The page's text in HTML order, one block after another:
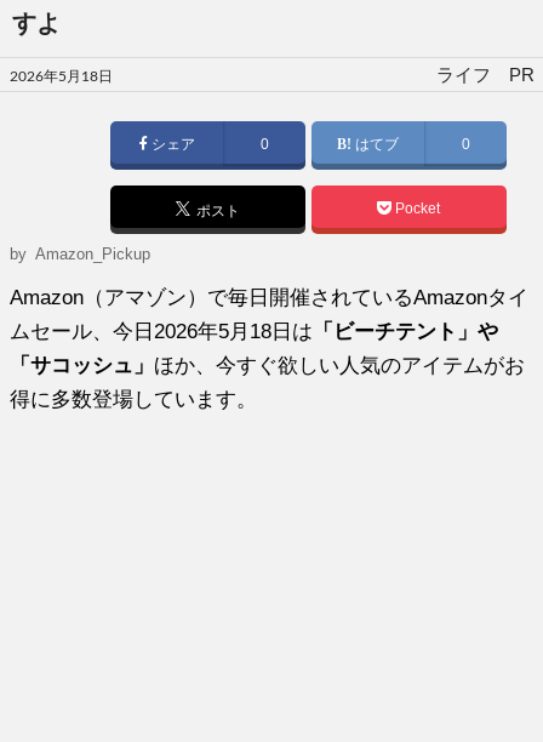
すよ
投
稿
2026年5月18日 ライフ PR
シェア 0 はてブ 0
ポスト Pocket
byAmazon_Pickup
Amazon（アマゾン）で毎日開催されているAmazonタイ
ムセール、今日2026年5月18日は 「ビーチテント」や
「サコッシュ」 ほか、今すぐ欲しい人気のアイテムがお
得に多数登場しています。